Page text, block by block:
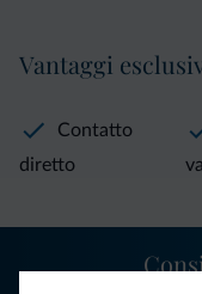
Vantaggi
Contatto
diretto